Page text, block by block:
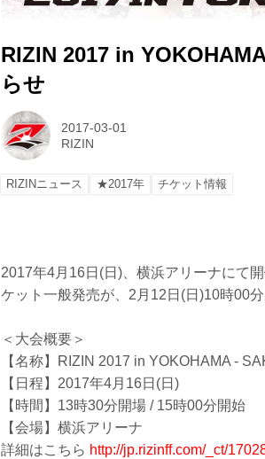
RIZIN 2017 in
らせ
2017-03-01
RIZIN
RIZINニュース ★2017年 チケット情報
2017年4月16日(日)、横浜アリーナにて
ケット一般発売が、2月12日(日)10時00分
＜大会概要＞
【名称】RIZIN 2017 in YOKOHAMA -
【日程】2017年4月16日(日)
【時間】13時30分開場 / 15時00分開始
【会場】横浜アリーナ
詳細はこちら http://jp.rizinff.com/_ct/